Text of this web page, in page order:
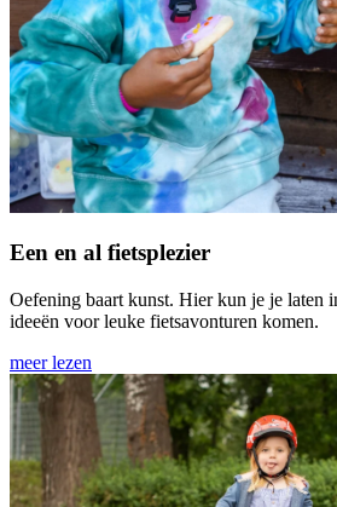
Een en al fietsplezier
Oefening baart kunst. Hier kun je je laten
ideeën voor leuke fietsavonturen komen.
meer lezen